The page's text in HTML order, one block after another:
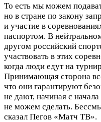
То есть мы можем
но в стране по закону
и участие в
паспортом. В
другом российский
участвовать в этих
когда люди едут на
Принимающая сторона
что они гарантируют
не дают, начиная с
не можем сделать.
сказал Пегов «Матч ТВ».